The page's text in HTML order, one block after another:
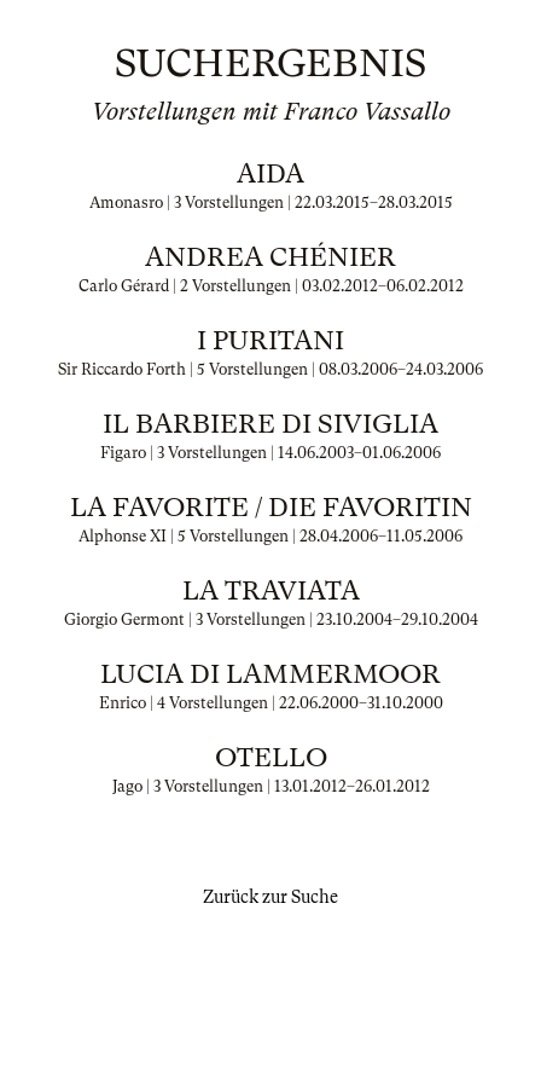
SUCHERGEBNIS
Vorstellungen mit Franco Vassallo
AIDA
Amonasro | 3 Vorstellungen | 22.03.2015–28.03.2015
ANDREA CHÉNIER
Carlo Gérard | 2 Vorstellungen | 03.02.2012–06.02.2012
I PURITANI
Sir Riccardo Forth | 5 Vorstellungen | 08.03.2006–24.03.2006
IL BARBIERE DI SIVIGLIA
Figaro | 3 Vorstellungen | 14.06.2003–01.06.2006
LA FAVORITE / DIE FAVORITIN
Alphonse XI | 5 Vorstellungen | 28.04.2006–11.05.2006
LA TRAVIATA
Giorgio Germont | 3 Vorstellungen | 23.10.2004–29.10.2004
LUCIA DI LAMMERMOOR
Enrico | 4 Vorstellungen | 22.06.2000–31.10.2000
OTELLO
Jago | 3 Vorstellungen | 13.01.2012–26.01.2012
Zurück zur Suche